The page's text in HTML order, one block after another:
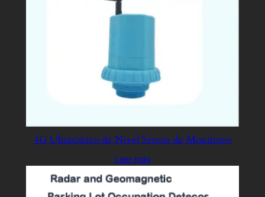
4G Ultrasónico de Nivel Sensor de Monitoreo
Leer más